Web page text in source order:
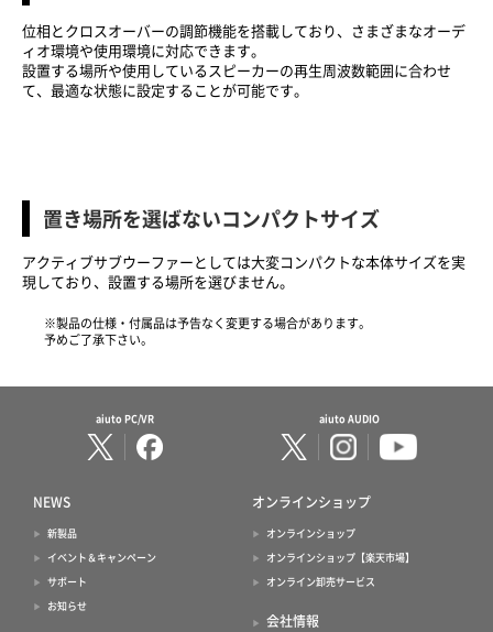
位相とクロスオーバーの調節機能を搭載しており、さまざまなオーデ
ィオ環境や使用環境に対応できます。
設置する場所や使用しているスピーカーの再生周波数範囲に合わせ
て、最適な状態に設定することが可能です。
置き場所を選ばないコンパクトサイズ
アクティブサブウーファーとしては大変コンパクトな本体サイズを実
現しており、設置する場所を選びません。
※製品の仕様・付属品は予告なく変更する場合があります。
予めご了承下さい。
aiuto PC/VR aiuto AUDIO
NEWS
新製品
イベント＆キャンペーン
サポート
お知らせ
オンラインショップ
オンラインショップ
オンラインショップ【楽天市場】
オンライン卸売サービス
会社情報